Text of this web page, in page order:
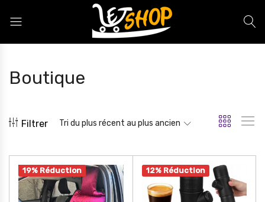
Boutique
Filtrer Tri du plus récent au plus ancien
19% Réduction 12% Réduction